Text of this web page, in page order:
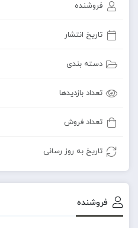
فروشنده
تاریخ انتشار
دسته بندی
تعداد بازدیدها
تعداد فروش
تاریخ به روز رسانی
فروشنده